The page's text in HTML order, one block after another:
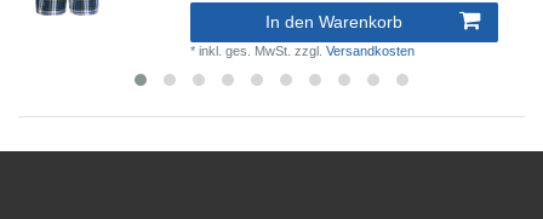
In den Warenkorb
*inkl. ges. MwSt. zzgl.Versandkosten